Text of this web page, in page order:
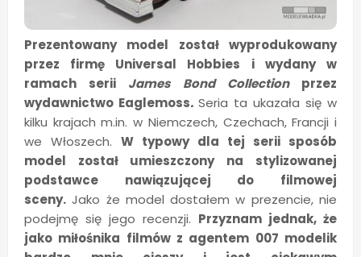
Prezentowany model został wyprodukowany
przez firmę Universal Hobbies i wydany w
ramach serii James Bond Collection przez
wydawnictwo Eaglemoss. Seria ta ukazała się w
kilku krajach m.in. w Niemczech, Czechach, Francji i
we Włoszech. W typowy dla tej serii sposób
model został umieszczony na stylizowanej
podstawce nawiązującej do filmowej
sceny.Jako że model dostałem w prezencie, nie
podejmę się jego recenzji. Przyznam jednak, że
jako miłośnika filmów z agentem 007 modelik